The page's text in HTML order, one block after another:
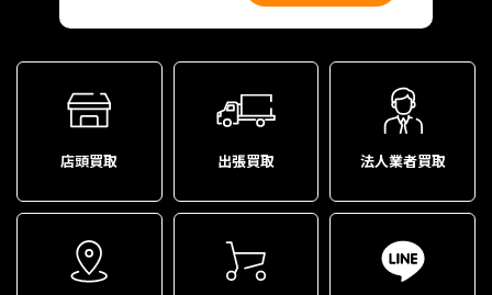
店頭買取 出張買取 法人業者買取